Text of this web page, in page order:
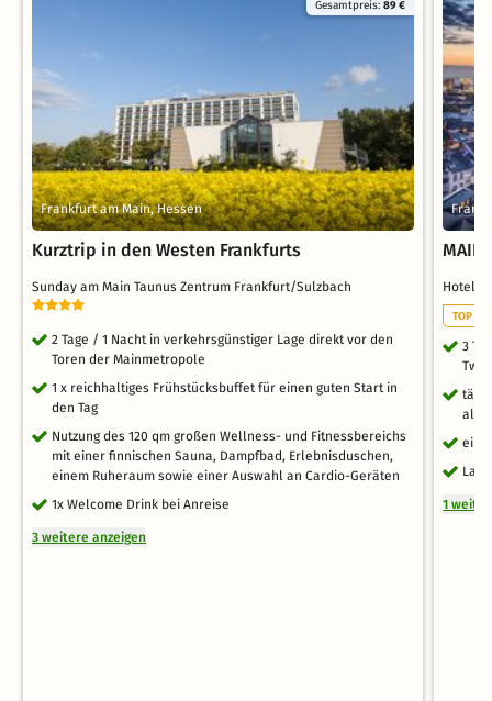
Gesamtpreis:89 €
Frankfurt am Main, Hessen
Kurztrip in den Westen Frankfurts
Sunday am Main Taunus Zentrum Frankfurt/Sulzbach
2 Tage / 1 Nacht in verkehrsgünstiger Lage direkt vor den
Toren der Mainmetropole
1 x reichhaltiges Frühstücksbuffet für einen guten Start in
den Tag
Nutzung des 120 qm großen Wellness- und Fitnessbereichs
mit einer finnischen Sauna, Dampfbad, Erlebnisduschen,
einem Ruheraum sowie einer Auswahl an Cardio-Geräten
1x Welcome Drink bei Anreise
3 weitere anzeigen
Hotel
TOP
3
als
ein
Late
1